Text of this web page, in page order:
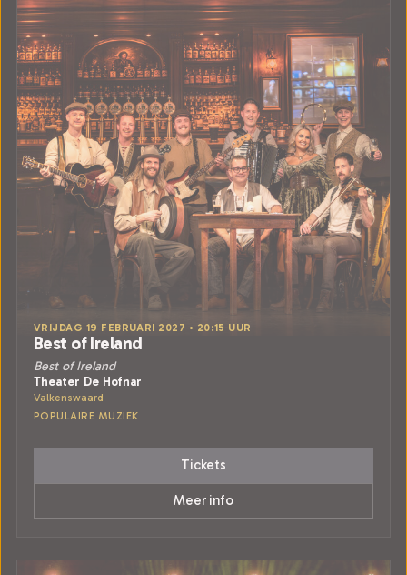
VRIJDAG 19 FEBRUARI 2027 • 20:15 UUR
Best of Ireland
Best of Ireland
Theater De Hofnar
Valkenswaard
POPULAIRE MUZIEK
Tickets
Meer info